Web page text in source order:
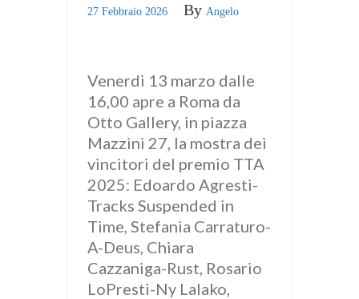
27 Febbraio 2026 By Angelo
Venerdi 13 marzo dalle
16,00 apre a Roma da
Otto Gallery, in piazza
Mazzini 27, la mostra dei
vincitori del premio TTA
2025: Edoardo Agresti-
Tracks Suspended in
Time, Stefania Carraturo-
A-Deus, Chiara
Cazzaniga-Rust, Rosario
LoPresti-Ny Lalako,